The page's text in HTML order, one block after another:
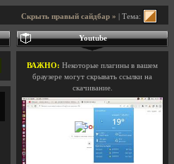
Скрыть правый сайдбар » | Тема:
Youtube
ВАЖНО: Некоторые плагины в вашем
браузере могут скрывать ссылки на
скачивание.